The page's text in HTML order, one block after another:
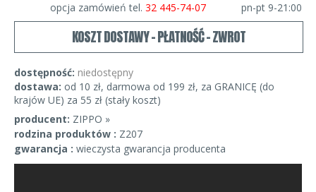
opcja zamówień tel. 32 445-74-07 pn-pt 9-21:00
KOSZT DOSTAWY - PŁATNOŚĆ - ZWROT
dostępność: niedostępny
dostawa: od 10 zł, darmowa od 199 zł, za GRANICĘ (do
krajów UE) za 55 zł (stały koszt)
producent: ZIPPO »
rodzina produktów : Z207
gwarancja : wieczysta gwarancja producenta